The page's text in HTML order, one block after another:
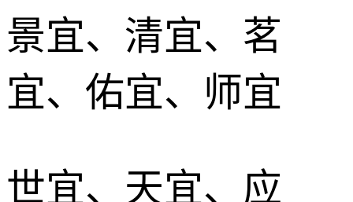
景宜、清宜、茗
宜、佑宜、师宜
世宜、天宜、应